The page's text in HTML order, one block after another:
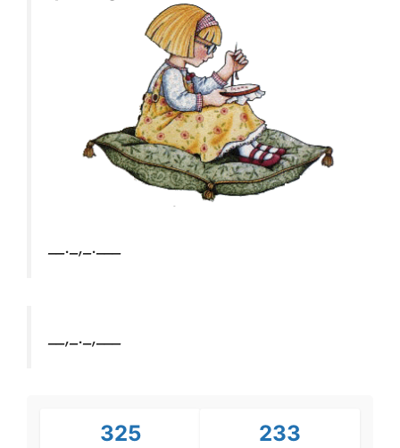
__._,_.___
__,_._,___
325 233